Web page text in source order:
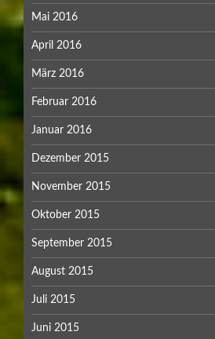
Mai 2016
April 2016
März 2016
Februar 2016
Januar 2016
Dezember 2015
November 2015
Oktober 2015
September 2015
August 2015
Juli 2015
Juni 2015